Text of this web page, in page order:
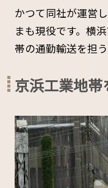
かつて同社が運営
まも現役です。横
帯の通勤輸送を担
京浜工業地